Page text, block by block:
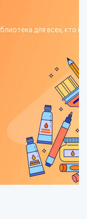
для всех, кто